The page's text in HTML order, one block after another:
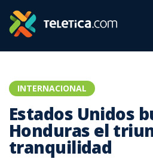
INTERNACIONAL
Estados Unidos
Honduras el
tranquilidad